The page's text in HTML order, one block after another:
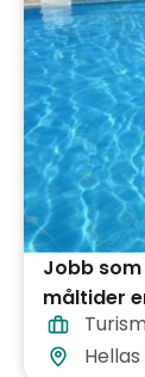
Jobb
måltider
Hellas